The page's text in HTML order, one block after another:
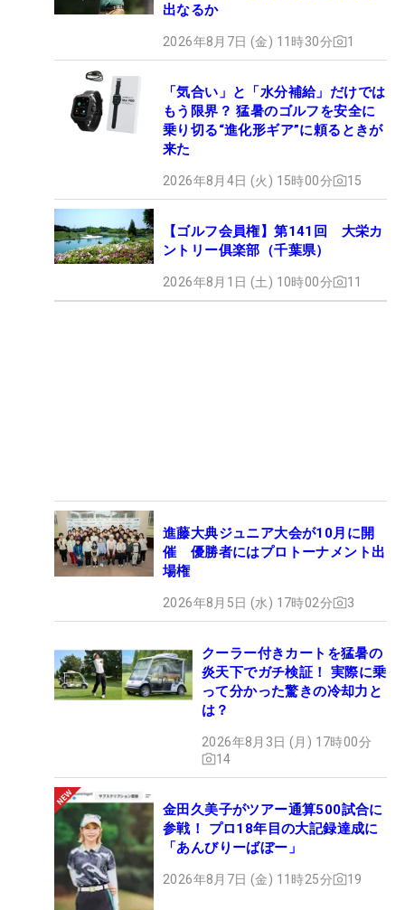
出なるか
2026年8月7日 (金) 11時30分 1
「気合い」と「水分補給」だけでは
もう限界？ 猛暑のゴルフを安全に
乗り切る“進化形ギア”に頼るときが
来た
2026年8月4日 (火) 15時00分 15
【ゴルフ会員権】第141回 大栄カ
ントリー俱楽部（千葉県）
2026年8月1日 (土) 10時00分 11
進藤大典ジュニア大会が10月に開
催 優勝者にはプロトーナメント出
場権
2026年8月5日 (水) 17時02分 3
クーラー付きカートを猛暑の
炎天下でガチ検証！ 実際に乗
って分かった驚きの冷却力と
は？
2026年8月3日 (月) 17時00分
14
金田久美子がツアー通算500試合に
参戦！ プロ18年目の大記録達成に
「あんびりーばぼー」
2026年8月7日 (金) 11時25分 19